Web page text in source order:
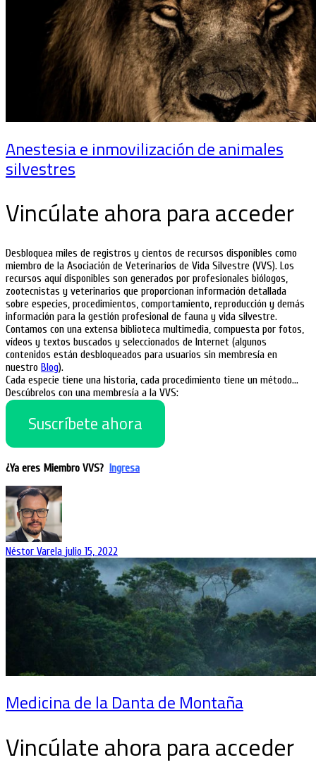
Anestesia e inmovilización de animales
silvestres
Vincúlate ahora para acceder
Desbloquea miles de registros y cientos de recursos disponibles como
miembro de la Asociación de Veterinarios de Vida Silvestre (VVS). Los
recursos aquí disponibles son generados por profesionales biólogos,
zootecnistas y veterinarios que proporcionan información detallada
sobre especies, procedimientos, comportamiento, reproducción y demás
información para la gestión profesional de fauna y vida silvestre.
Contamos con una extensa biblioteca multimedia, compuesta por fotos,
vídeos y textos buscados y seleccionados de Internet (algunos
contenidos están desbloqueados para usuarios sin membresía en
nuestro Blog).
Cada especie tiene una historia, cada procedimiento tiene un método…
Descúbrelos con una membresía a la VVS:
Suscríbete ahora
¿Ya eres Miembro VVS? Ingresa
Néstor Varela julio 15, 2022
Medicina de la Danta de Montaña
Vincúlate ahora para acceder